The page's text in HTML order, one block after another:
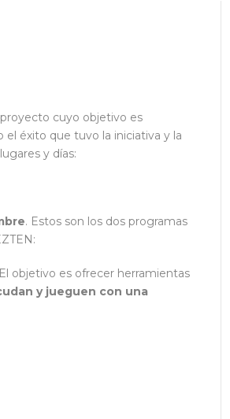
cuyo objetivo es
el éxito que tuvo la iniciativa y la
y días:
. Estos son los dos programas
objetivo es ofrecer herramientas
y jueguen con una